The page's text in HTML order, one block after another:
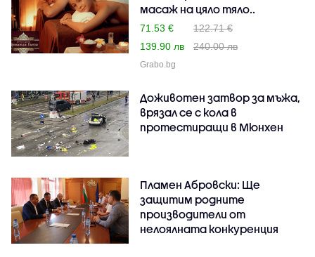
масаж на цяло тяло..
71.53 €
122.71 €
139.90 лв
240.00 лв
Grabo.bg
Доживотен затвор за мъжа,
врязал се с кола в
протестиращи в Мюнхен
Пламен Абровски: Ще
защитим родните
производители от
нелоялната конкуренция